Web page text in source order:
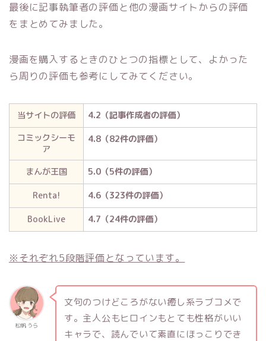
最後に記事執筆者の評価と他の漫画サイトからの評価
をまとめてみました。
漫画を購入するときのひとつの指標として、よかった
ら周りの評価も参考にしてみてください。
当サイトの評価
4.2（記事作成者の評価）
コミックシーモ
ア
4.8（82件の評価）
まんが王国
5.0（5件の評価）
Renta!
4.6（323件の評価）
BookLive
4.7（24件の評価）
※それぞれ5段階評価となっています。
松帆 うら
文句のつけどころがない癒し系ラブコメで
す。主人公もヒロインもとても性格がいい
キャラで、読んでいて素直にほっこりでき